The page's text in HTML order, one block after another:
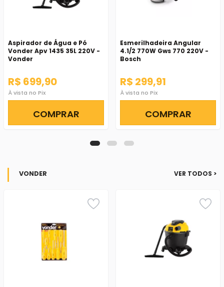
Aspirador de Água e Pó
Vonder Apv 1435 35L 220V -
Vonder
R$ 699,90
À vista no Pix
COMPRAR
Esmerilhadeira Angular
4.1/2 770W Gws 770 220V -
Bosch
R$ 299,91
À vista no Pix
COMPRAR
VONDER VER TODOS >